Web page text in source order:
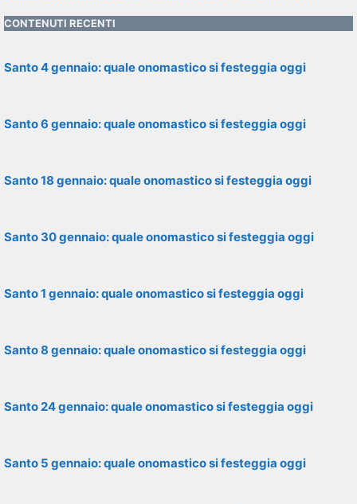
CONTENUTI RECENTI
Santo 4 gennaio: quale onomastico si festeggia oggi
Santo 6 gennaio: quale onomastico si festeggia oggi
Santo 18 gennaio: quale onomastico si festeggia oggi
Santo 30 gennaio: quale onomastico si festeggia oggi
Santo 1 gennaio: quale onomastico si festeggia oggi
Santo 8 gennaio: quale onomastico si festeggia oggi
Santo 24 gennaio: quale onomastico si festeggia oggi
Santo 5 gennaio: quale onomastico si festeggia oggi